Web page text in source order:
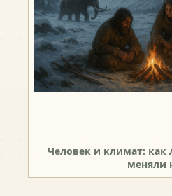
Человек и климат: как
меняли